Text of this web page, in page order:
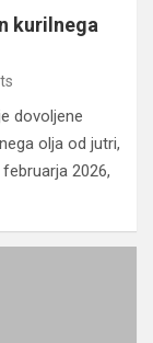
kurilnega
dovoljene
olja od jutri,
2026,